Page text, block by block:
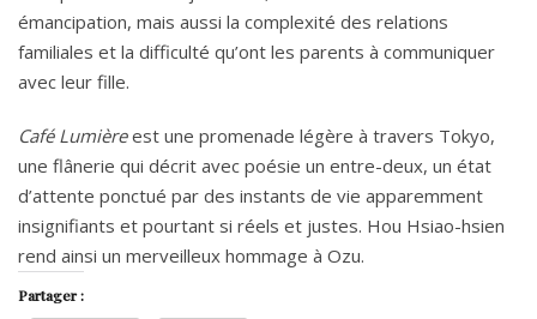
émancipation, mais aussi la complexité des relations
familiales et la difficulté qu’ont les parents à communiquer
avec leur fille.
Café Lumièreest une promenade légère à travers Tokyo,
une flânerie qui décrit avec poésie un entre-deux, un état
d’attente ponctué par des instants de vie apparemment
insignifiants et pourtant si réels et justes. Hou Hsiao-hsien
rend ainsi un merveilleux hommage à Ozu.
Partager :